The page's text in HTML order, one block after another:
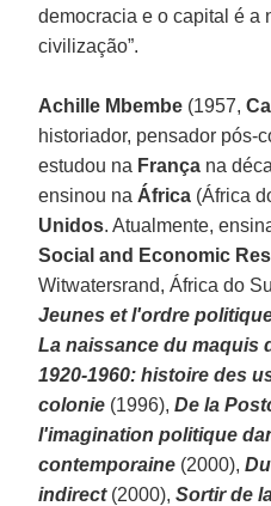
democracia e o capital é a
civilização”.
Achille Mbembe (1957,
historiador, pensador pós-
estudou na França na
ensinou na África (África
Unidos. Atualmente,
Social and Economic
Witwatersrand, África do
Jeunes et l'ordre
La naissance du maquis
1920-1960: histoire des
colonie (1996),De la
l'imagination politique
contemporaine (2000),
indirect(2000),Sortir de